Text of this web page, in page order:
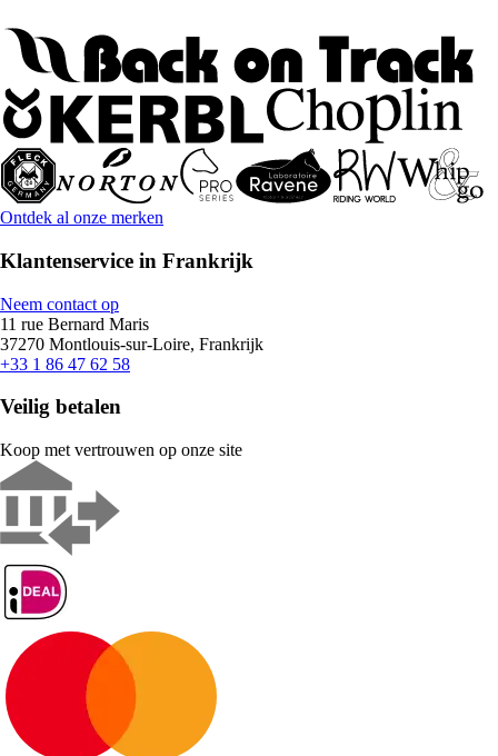
Ontdek al onze merken
Klantenservice in Frankrijk
Neem contact op
11 rue Bernard Maris
37270 Montlouis-sur-Loire, Frankrijk
+33 1 86 47 62 58
Veilig betalen
Koop met vertrouwen op onze site